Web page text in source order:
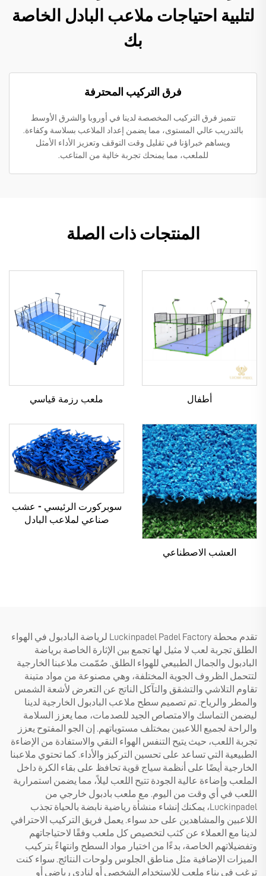
لتلبية احتياجات ملاعب البادل الخاصة
بك
فرق التركيب المحترفة
تتميز فرق التركيب المخصصة لدينا في أوروبا والشرق الأوسط
بالتدريب عالي المستوى، مما يضمن إعداد الملاعب بسلاسة وكفاءة.
ويساهم خبراؤنا في تقليل وقت التوقف وتعزيز الأداء الأمثل
للملعب، مما يمنحك تجربة خالية من المتاعب.
المنتجات ذات الصلة
أطفال ملعب رزمة قياسي
العشب الاصطناعي
سوبركورت الرئيسي - عشب
صناعي لملاعب البادل
تقدم محطة Luckinpadel Padel Factory لرياضة البادبول في الهواء
الطلق تجربة لعب لا مثيل لها تجمع بين الإثارة الخاصة برياضة
البادبول والجمال الطبيعي للهواء الطلق. صُمّمت ملاعبنا الخارجية
لتتحمل الظروف الجوية المختلفة، وهي مصنوعة من مواد متينة
تقاوم التلاشي والتشقق والتآكل الناتج عن التعرض لأشعة الشمس
والمطر والرياح. تم تصميم سطح ملاعب البادبول الخارجية لدينا
ليضمن التماسك والامتصاص الجيد للصدمات، مما يعزز السلامة
والراحة لجميع اللاعبين بمختلف مستوياتهم. إن الجو المفتوح يعزز
تجربة اللعب، حيث يتيح التنفس الهواء النقي والاستفادة من الإضاءة
الطبيعية التي تساعد على تحسين التركيز والأداء. كما تحتوي ملاعبنا
الخارجية أيضًا على أنظمة سياج قوية تحافظ على بقاء الكرة داخل
الملعب وإضاءة عالية الجودة تتيح اللعب ليلاً، مما يضمن استمرارية
اللعب في أي وقت من اليوم. مع ملعب بادبول خارجي من
Luckinpadel، يمكنك إنشاء منشأة رياضية نابضة بالحياة تجذب
اللاعبين والمشاهدين على حد سواء. يعمل فريق التركيب الاحترافي
لدينا مع العملاء عن كثب لتخصيص كل ملعب وفقًا لاحتياجاتهم
وتفضيلاتهم الخاصة، بدءًا من اختيار مواد السطح وانتهاءً بتركيب
الميزات الإضافية مثل مناطق الجلوس ولوحات النتائج. سواء كنت
ترغب في بناء ملعب للاستخدام الشخصي أو لنادي رياضي أو